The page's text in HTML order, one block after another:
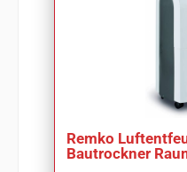
Remko
Bautrockner